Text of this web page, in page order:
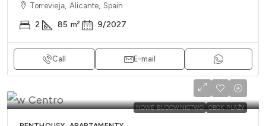
Torrevieja, Alicante, Spain
2 85 m² 9/2027
Call E-mail
NOWE BUDOWNICTWO OBOK PLAŻY